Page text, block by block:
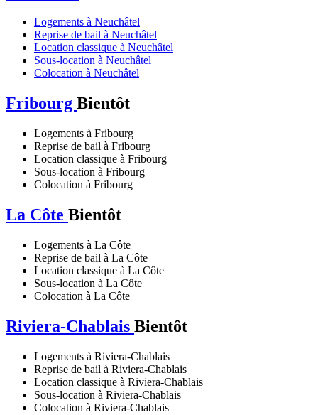
Logements à Neuchâtel
Reprise de bail à Neuchâtel
Location classique à Neuchâtel
Sous-location à Neuchâtel
Colocation à Neuchâtel
Fribourg Bientôt
Logements à Fribourg
Reprise de bail à Fribourg
Location classique à Fribourg
Sous-location à Fribourg
Colocation à Fribourg
La Côte Bientôt
Logements à La Côte
Reprise de bail à La Côte
Location classique à La Côte
Sous-location à La Côte
Colocation à La Côte
Riviera-Chablais Bientôt
Logements à Riviera-Chablais
Reprise de bail à Riviera-Chablais
Location classique à Riviera-Chablais
Sous-location à Riviera-Chablais
Colocation à Riviera-Chablais